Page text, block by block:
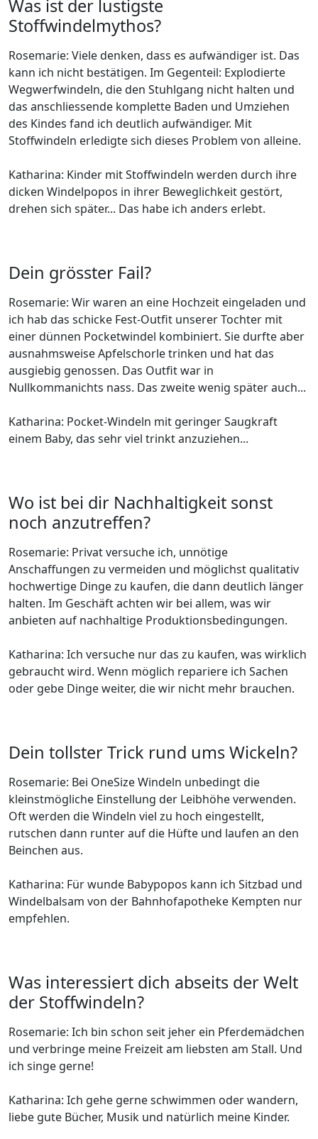
Was ist der lustigste
Stoffwindelmythos?
Rosemarie: Viele denken, dass es aufwändiger ist. Das
kann ich nicht bestätigen. Im Gegenteil: Explodierte
Wegwerfwindeln, die den Stuhlgang nicht halten und
das anschliessende komplette Baden und Umziehen
des Kindes fand ich deutlich aufwändiger. Mit
Stoffwindeln erledigte sich dieses Problem von alleine.
Katharina: Kinder mit Stoffwindeln werden durch ihre
dicken Windelpopos in ihrer Beweglichkeit gestört,
drehen sich später... Das habe ich anders erlebt.
Dein grösster Fail?
Rosemarie: Wir waren an eine Hochzeit eingeladen und
ich hab das schicke Fest-Outfit unserer Tochter mit
einer dünnen Pocketwindel kombiniert. Sie durfte aber
ausnahmsweise Apfelschorle trinken und hat das
ausgiebig genossen. Das Outfit war in
Nullkommanichts nass. Das zweite wenig später auch...
Katharina: Pocket-Windeln mit geringer Saugkraft
einem Baby, das sehr viel trinkt anzuziehen...
Wo ist bei dir Nachhaltigkeit sonst
noch anzutreffen?
Rosemarie: Privat versuche ich, unnötige
Anschaffungen zu vermeiden und möglichst qualitativ
hochwertige Dinge zu kaufen, die dann deutlich länger
halten. Im Geschäft achten wir bei allem, was wir
anbieten auf nachhaltige Produktionsbedingungen.
Katharina: Ich versuche nur das zu kaufen, was wirklich
gebraucht wird. Wenn möglich repariere ich Sachen
oder gebe Dinge weiter, die wir nicht mehr brauchen.
Dein tollster Trick rund ums Wickeln?
Rosemarie: Bei OneSize Windeln unbedingt die
kleinstmögliche Einstellung der Leibhöhe verwenden.
Oft werden die Windeln viel zu hoch eingestellt,
rutschen dann runter auf die Hüfte und laufen an den
Beinchen aus.
Katharina: Für wunde Babypopos kann ich Sitzbad und
Windelbalsam von der Bahnhofapotheke Kempten nur
empfehlen.
Was interessiert dich abseits der Welt
der Stoffwindeln?
Rosemarie: Ich bin schon seit jeher ein Pferdemädchen
und verbringe meine Freizeit am liebsten am Stall. Und
ich singe gerne!
Katharina: Ich gehe gerne schwimmen oder wandern,
liebe gute Bücher, Musik und natürlich meine Kinder.